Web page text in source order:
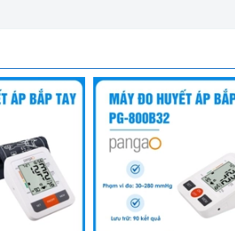
toán fuzzy logic, thiết bị đảm bảo độ
chỉ báo phân loại huyết áp theo tiêu
phòng ngừa và kiểm soát các vấn đề
PG-800B10